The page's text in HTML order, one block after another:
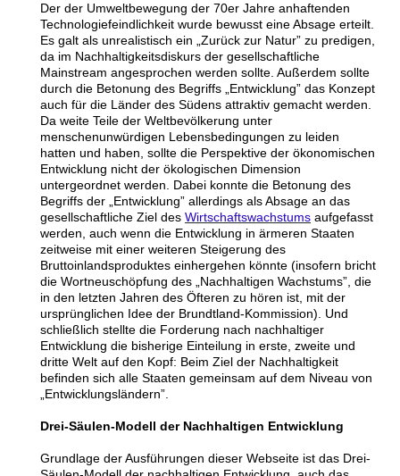
Der der Umweltbewegung der 70er Jahre anhaftenden
Technologiefeindlichkeit wurde bewusst eine Absage erteilt.
Es galt als unrealistisch ein „Zurück zur Natur” zu predigen,
da im Nachhaltigkeitsdiskurs der gesellschaftliche
Mainstream angesprochen werden sollte. Außerdem sollte
durch die Betonung des Begriffs „Entwicklung” das Konzept
auch für die Länder des Südens attraktiv gemacht werden.
Da weite Teile der Weltbevölkerung unter
menschenunwürdigen Lebensbedingungen zu leiden
hatten und haben, sollte die Perspektive der ökonomischen
Entwicklung nicht der ökologischen Dimension
untergeordnet werden. Dabei konnte die Betonung des
Begriffs der „Entwicklung” allerdings als Absage an das
gesellschaftliche Ziel des Wirtschaftswachstums aufgefasst
werden, auch wenn die Entwicklung in ärmeren Staaten
zeitweise mit einer weiteren Steigerung des
Bruttoinlandsproduktes einhergehen könnte (insofern bricht
die Wortneuschöpfung des „Nachhaltigen Wachstums”, die
in den letzten Jahren des Öfteren zu hören ist, mit der
ursprünglichen Idee der Brundtland-Kommission). Und
schließlich stellte die Forderung nach nachhaltiger
Entwicklung die bisherige Einteilung in erste, zweite und
dritte Welt auf den Kopf: Beim Ziel der Nachhaltigkeit
befinden sich alle Staaten gemeinsam auf dem Niveau von
„Entwicklungsländern”.
Drei-Säulen-Modell der Nachhaltigen Entwicklung
Grundlage der Ausführungen dieser Webseite ist das Drei-